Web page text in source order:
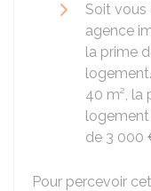
Soit vous
agence
la prime
40 m², la
logement
de 3 000
Pour percevoir